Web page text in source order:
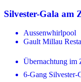
Silvester-Gala am
Aussenwhirlpool
Gault Millau
Übernachtung im
6-Gang Silvester-